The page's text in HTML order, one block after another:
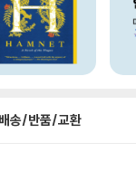
배송/반품/교환